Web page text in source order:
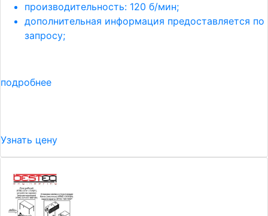
производительность: 120 б/мин;
дополнительная информация предоставляется по
запросу;
подробнее
Узнать цену